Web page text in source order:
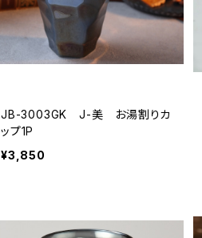
JB-3003GK J-美 お湯割りカ
ップ1P
¥3,850